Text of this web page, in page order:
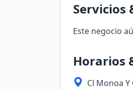
Servicios
Este negocio
Horarios
Cl Monoa